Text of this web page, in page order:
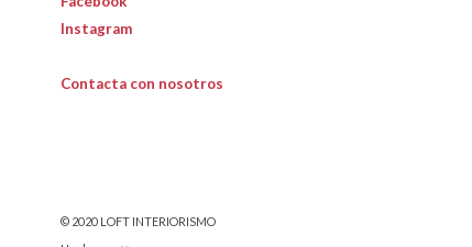
Instagram
Contacta con nosotros
© 2020 LOFT INTERIORISMO